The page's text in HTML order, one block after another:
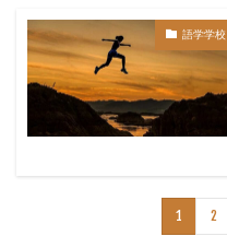
語学学校
1 2